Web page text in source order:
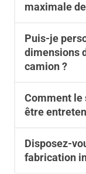
maximale
Puis-je
dimensions
camion ?
Comment le
être
Disposez-
fabrication